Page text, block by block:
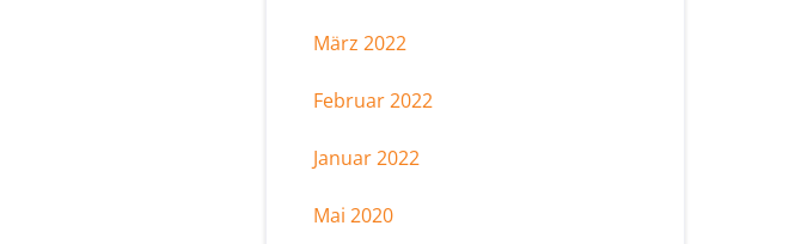
März 2022
Februar 2022
Januar 2022
Mai 2020